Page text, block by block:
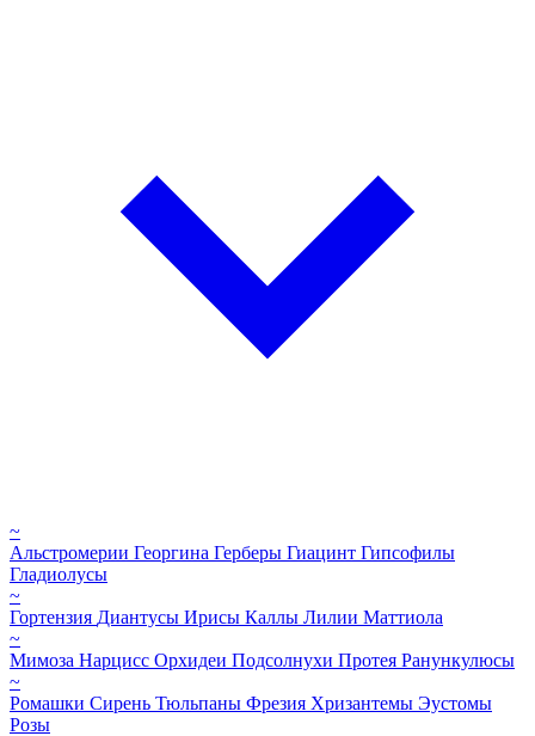
~
Альстромерии Георгина Герберы Гиацинт Гипсофилы
Гладиолусы
~
Гортензия Диантусы Ирисы Каллы Лилии Маттиола
~
Мимоза Нарцисс Орхидеи Подсолнухи Протея Ранункулюсы
~
Ромашки Сирень Тюльпаны Фрезия Хризантемы Эустомы
Розы